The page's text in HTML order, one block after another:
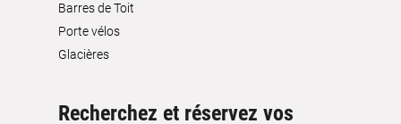
Barres de Toit
Porte vélos
Glacières
Recherchez et réservez vos